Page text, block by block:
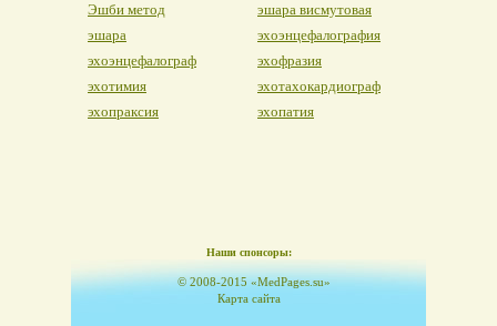
Эшби метод
эшара висмутовая
эшара
эхоэнцефалография
эхоэнцефалограф
эхофразия
эхотимия
эхотахокардиограф
эхопраксия
эхопатия
Наши спонсоры:
© 2008-2015 «MedPages.su»
Карта сайта